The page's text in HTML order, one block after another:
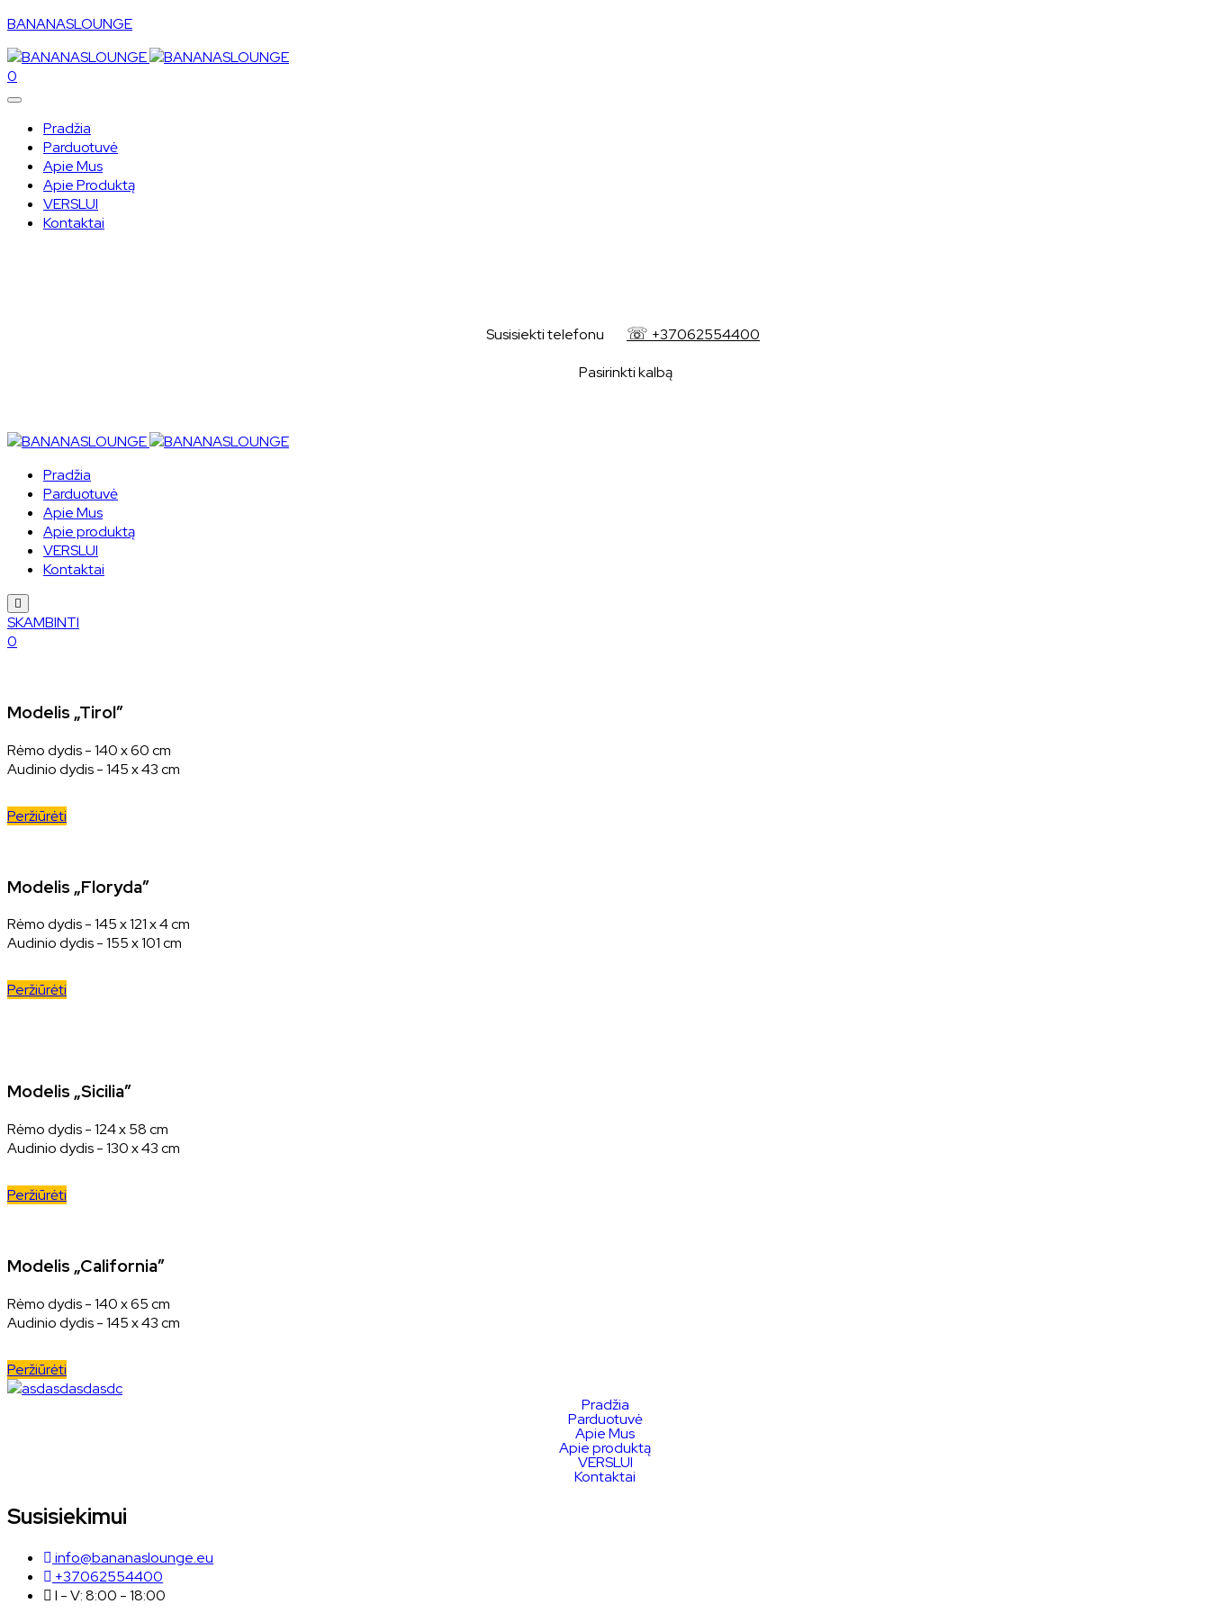
BANANASLOUNGE
0
Pradžia
Parduotuvė
Apie Mus
Apie Produktą
VERSLUI
Kontaktai
+37062554400
Pradžia
Parduotuvė
Apie Mus
Apie produktą
VERSLUI
Kontaktai
Humberger
Toggle
Menu
SKAMBINTI
0
Modelis „Tirol”
Rėmo dydis - 140 x 60 cm
Audinio dydis - 145 x 43 cm
Peržiūrėti
Modelis „Floryda”
Rėmo dydis - 145 x 121 x 4 cm
Audinio dydis - 155 x 101 cm
Peržiūrėti
Modelis „Sicilia”
Rėmo dydis - 124 x 58 cm
Audinio dydis - 130 x 43 cm
Peržiūrėti
Modelis „California”
Rėmo dydis - 140 x 65 cm
Audinio dydis - 145 x 43 cm
Peržiūrėti
Pradžia
Parduotuvė
Apie Mus
Apie produktą
VERSLUI
Kontaktai
Susisiekimui
info@bananaslounge.eu
+37062554400
I - V: 8:00 - 18:00